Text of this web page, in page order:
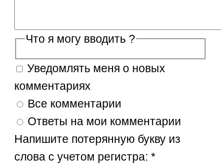
Что я могу вводить ?
Уведомлять меня о новых
комментариях
Все комментарии
Ответы на мои комментарии
Напишите потерянную букву из
слова с учетом регистра:*